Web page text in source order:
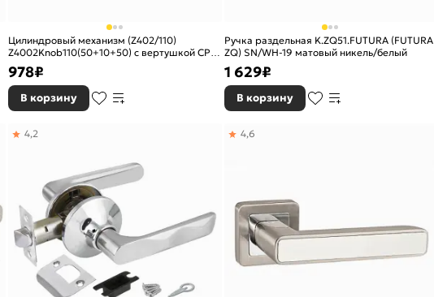
Цилиндровый механизм (Z402/110)
Z4002Knob110(50+10+50) с вертушкой CP
хром
978₽
В корзину
Ручка раздельная K.ZQ51.FUTURA (FUTURA
ZQ) SN/WH-19 матовый никель/белый
1 629₽
В корзину
4,2 4,6